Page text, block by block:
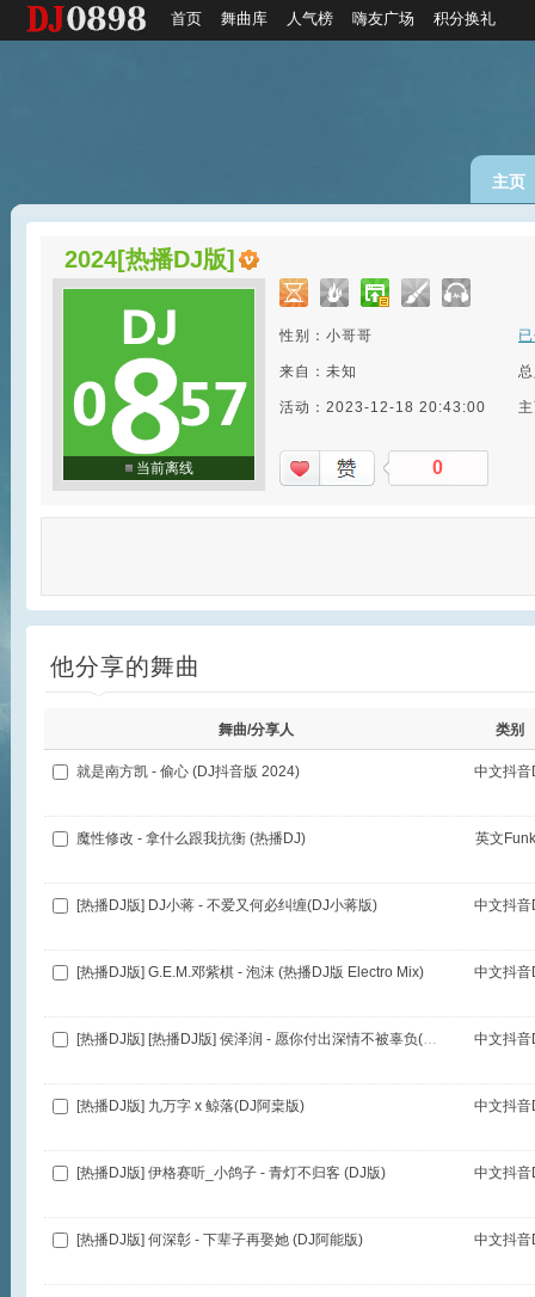
首页 舞曲库 人气榜 嗨友广场 积分换礼
主页
2024[热播DJ版]
当前离线
性别：小哥哥
来自：未知
活动：2023-12-18 20:43:00
0
他分享的舞曲
舞曲/分享人 类别
就是南方凯 - 偷心 (DJ抖音版 2024) 中文抖音
魔性修改 - 拿什么跟我抗衡 (热播DJ) 英文
[热播DJ版] DJ小蒋 - 不爱又何必纠缠(DJ小蒋版) 中文抖音
[热播DJ版] G.E.M.邓紫棋 - 泡沫 (热播DJ版 Electro Mix) 中文抖音
[热播DJ版] [热播DJ版] 侯泽润 - 愿你付出深情不被辜负(DJ铁柱版) 中文抖音
[热播DJ版] 九万字 x 鲸落(DJ阿枽版) 中文抖音
[热播DJ版] 伊格赛听_小鸽子 - 青灯不归客 (DJ版) 中文抖音
[热播DJ版] 何深彰 - 下辈子再娶她 (DJ阿能版) 中文抖音